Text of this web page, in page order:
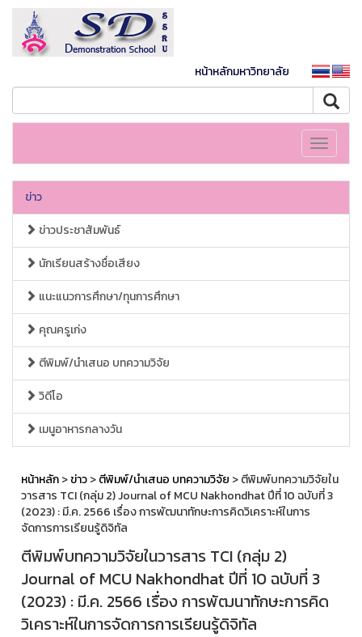
หน้าหลักมหาวิทยาลัย
Toggle
ข่าว
ข่าวประชาสัมพันธ์
นักเรียนสร้างชื่อเสียง
แนะแนวการศึกษา/ทุนการศึกษา
คุณครูเก่ง
ตีพิมพ์/นำเสนอ บทความวิจัย
วิดีโอ
เมนูอาหารกลางวัน
หน้าหลัก>ข่าว>ตีพิมพ์/นำเสนอ บทความวิจัย > ตีพิมพ์บทความวิจัยใน
วารสาร TCI (กลุ่ม 2) Journal of MCU Nakhondhat ปีที่ 10 ฉบับที่ 3
(2023) : มี.ค. 2566 เรื่อง การพัฒนาทักษะการคิดวิเคราะห์ในการ
จัดการการเรียนรู้ดิจิทัล
ตีพิมพ์บทความวิจัยในวารสาร TCI (กลุ่ม 2)
Journal of MCU Nakhondhat ปีที่ 10 ฉบับที่ 3
(2023) : มี.ค. 2566 เรื่อง การพัฒนาทักษะการคิด
วิเคราะห์ในการจัดการการเรียนรู้ดิจิทัล